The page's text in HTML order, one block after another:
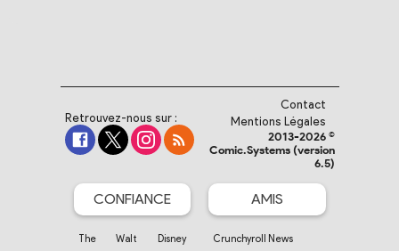
Retrouvez-nous sur :
Contact
Mentions Légales
2013-2026 ©
Comic.Systems (version
6.5)
CONFIANCE
The Walt Disney
AMIS
Crunchyroll News